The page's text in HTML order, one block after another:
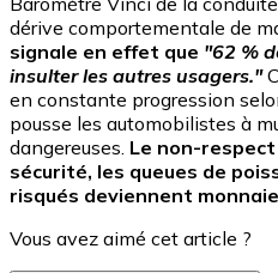
dérive comportementale de
signale en effet que "62 %
insulter les autres usagers."
en constante progression
pousse les automobilistes à
dangereuses. Le non-
sécurité, les queues de
risqués deviennent
Vous avez aimé cet article ?